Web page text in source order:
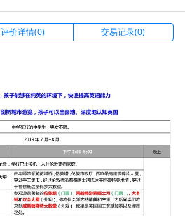
评价详情(0) 交易记录(0)